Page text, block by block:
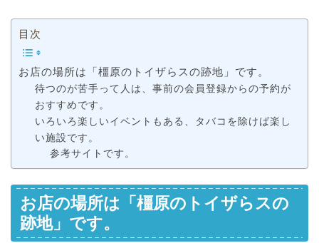
目次
お店の場所は「橿原のトイザらスの跡地」です。
待つのが苦手って人は、事前の会員登録からの予約が
おすすめです。
いろいろ楽しいイベントもある、タバコを除けば楽し
い施設です。
参考サイトです。
お店の場所は「橿原のトイザらスの
跡地」です。